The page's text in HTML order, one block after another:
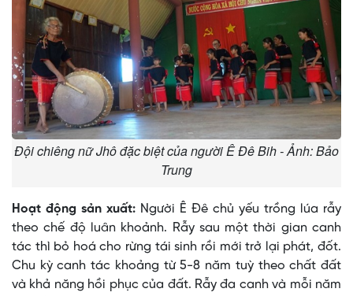
Đội chiêng nữ Jhô đặc biệt của người Ê Đê Bih - Ảnh: Bảo
Trung
Hoạt động sản xuất: Người Ê Ðê chủ yếu trồng lúa rẫy
theo chế độ luân khoảnh. Rẫy sau một thời gian canh
tác thì bỏ hoá cho rừng tái sinh rồi mới trở lại phát, đốt.
Chu kỳ canh tác khoảng từ 5-8 năm tuỳ theo chất đất
và khả năng hồi phục của đất. Rẫy đa canh và mỗi năm